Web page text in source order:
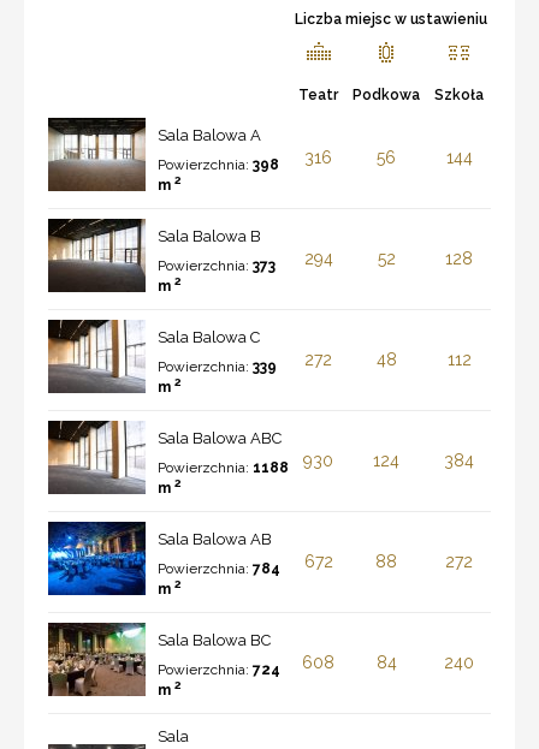
Liczba miejsc w ustawieniu
Teatr Podkowa Szkoła
Sala Balowa A
Powierzchnia: 398
m 2
316 56 144
Sala Balowa B
Powierzchnia: 373
m 2
294 52 128
Sala Balowa C
Powierzchnia: 339
m 2
272 48 112
Sala Balowa ABC
Powierzchnia: 1188
m 2
930 124 384
Sala Balowa AB
Powierzchnia: 784
m 2
672 88 272
Sala Balowa BC
Powierzchnia: 724
m 2
608 84 240
Sala